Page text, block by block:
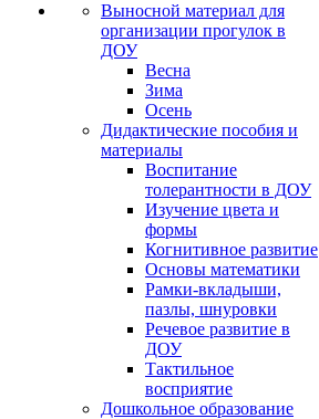
Выносной материал для
организации прогулок в
ДОУ
Весна
Зима
Осень
Дидактические пособия и
материалы
Воспитание
толерантности в ДОУ
Изучение цвета и
формы
Когнитивное развитие
Основы математики
Рамки-вкладыши,
пазлы, шнуровки
Речевое развитие в
ДОУ
Тактильное
восприятие
Дошкольное образование